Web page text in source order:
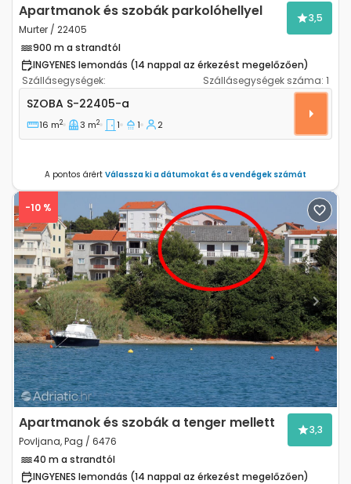
Apartmanok és szobák parkolóhellyel
Murter / 22405
3,5
900 m a strandtól
INGYENES lemondás (14 nappal az érkezést megelőzően)
Szállásegységek:
Szállásegységek száma: 1
Szoba Murter S-22405-a
SZOBA S-22405-a
16 m2 3 m2 1 1 2
A pontos árért Válassza ki a dátumokat és a vendégek számát
Previous Next
-10 %
Apartmanok és szobák a tenger mellett
Povljana, Pag / 6476
3,3
40 m a strandtól
INGYENES lemondás (14 nappal az érkezést megelőzően)